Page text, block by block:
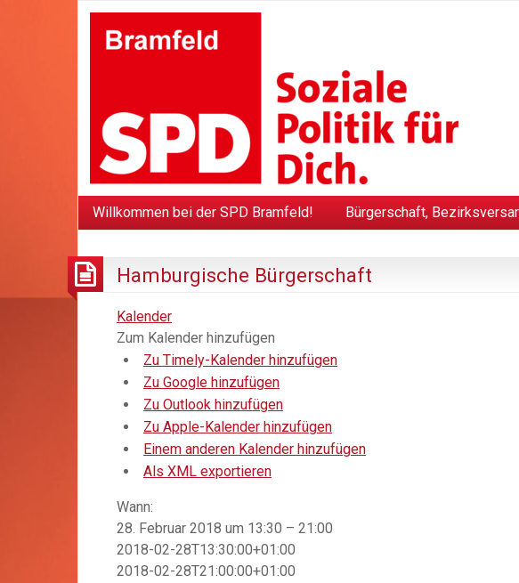
Willkommen bei der SPD Bramfeld! Bürgerschaft,
Hamburgische Bürgerschaft
Kalender
Zum Kalender hinzufügen
Zu Timely-Kalender hinzufügen
Zu Google hinzufügen
Zu Outlook hinzufügen
Zu Apple-Kalender hinzufügen
Einem anderen Kalender hinzufügen
Als XML exportieren
Wann:
28. Februar 2018 um 13:30 – 21:00
2018-02-28T13:30:00+01:00
2018-02-28T21:00:00+01:00